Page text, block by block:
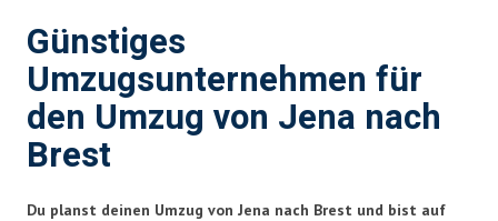
Günstiges
Umzugsunternehmen für
den Umzug von Jena nach
Brest
Du planst deinen Umzug von Jena nach Brest und bist auf